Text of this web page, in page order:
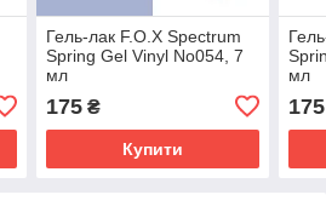
Гель-лак F.O.X Spectrum
Spring Gel Vinyl No054, 7
мл
175₴
Купити
мл
175